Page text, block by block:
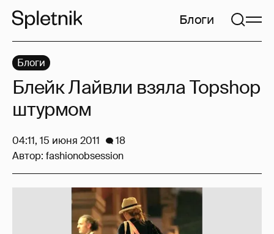
Блоги
Блоги
Блейк Лайвли взяла Topshop
штурмом
04:11, 15 июня 2011
18
Автор: fashionobsession